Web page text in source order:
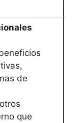
de
que